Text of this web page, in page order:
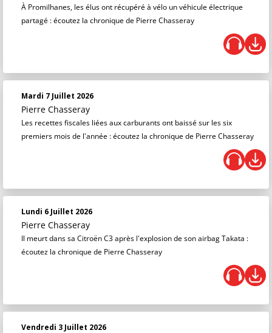
À Promilhanes, les élus ont récupéré à vélo un véhicule électrique
partagé : écoutez la chronique de Pierre Chasseray
Mardi 7 Juillet 2026
Pierre Chasseray
Les recettes fiscales liées aux carburants ont baissé sur les six
premiers mois de l'année : écoutez la chronique de Pierre Chasseray
Lundi 6 Juillet 2026
Pierre Chasseray
Il meurt dans sa Citroën C3 après l'explosion de son airbag Takata :
écoutez la chronique de Pierre Chasseray
Vendredi 3 Juillet 2026